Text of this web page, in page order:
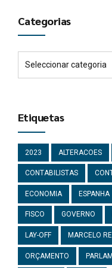
Categorias
Etiquetas
2023 ALTERACOES
CONTABILISTAS
ECONOMIA ESPANHA
FISCO GOVERNO
LAY-OFF MARCELO
ORÇAMENTO